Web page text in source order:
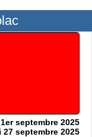
1er septembre 2025
27 septembre 2025